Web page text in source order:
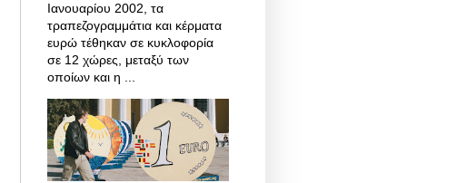
Ιανουαρίου 2002, τα
τραπεζογραμμάτια και κέρματα
ευρώ τέθηκαν σε κυκλοφορία
σε 12 χώρες, μεταξύ των
οποίων και η ...